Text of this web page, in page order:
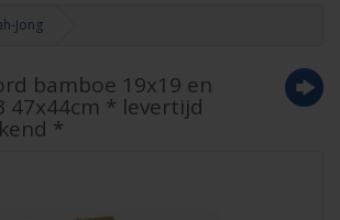
Jong
bamboe 19x19 en
47x44cm * levertijd
*